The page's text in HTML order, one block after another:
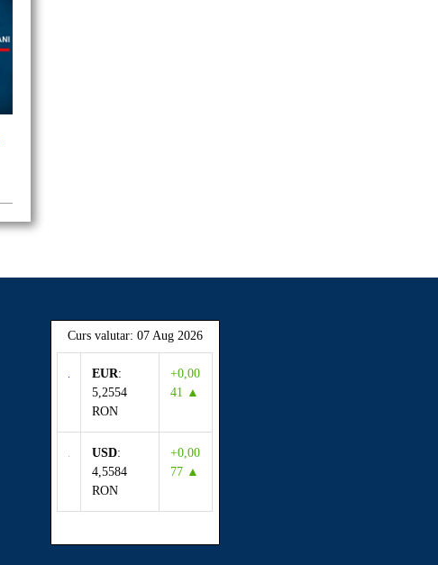
Curs valutar: 07 Aug 2026
EUR:
5,2554
RON
+0,00
41 ▲
USD:
4,5584
RON
+0,00
77 ▲